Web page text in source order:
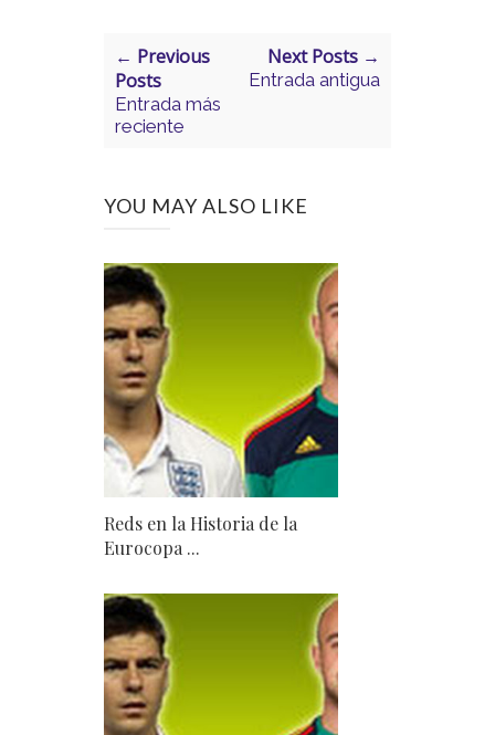
← Previous
Posts
Entrada más
reciente
Next Posts →
Entrada antigua
YOU MAY ALSO LIKE
Reds en la Historia de la
Eurocopa ...